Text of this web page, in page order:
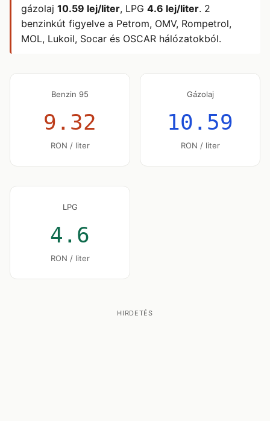
gázolaj 10.59 lej/liter, LPG 4.6 lej/liter. 2
benzinkút figyelve a Petrom, OMV, Rompetrol,
MOL, Lukoil, Socar és OSCAR hálózatokból.
Benzin 95
9.32
RON / liter
Gázolaj
10.59
RON / liter
LPG
4.6
RON / liter
HIRDETÉS